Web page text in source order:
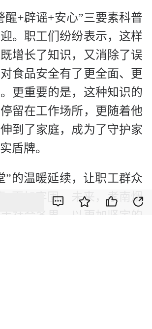
醒+辟谣+安心”三要素科普
。职工们纷纷表示，这样
增长了知识，又消除了误
食品安全有了更全面、更
更重要的是，这种知识的
留在工作场所，更随着他
到了家庭，成为了守护家
盾牌。
”的温暖延续，让职工群众
”更加牢固。未来，孝南烟
社会各界，以更加坚定的